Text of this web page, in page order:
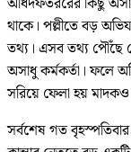
থাকে। পল্লীতে বড়
তথ্য। এসব তথ্য পৌঁছে
অসাধু কর্মকর্তা। ফলে
সরিয়ে ফেলা হয়
সর্বশেষ গত বৃহস্পতিবার